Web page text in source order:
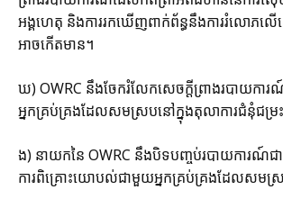
អង្គហេតុ និងការរកឃើញពាក់ព័ន្ធនឹងការរំលោភ
អាចកើតមាន។
ឃ) OWRC នឹងចែករំលែកសេចក្តីព្រាងរបាយកា
អ្នកគ្រប់គ្រងដែលសមស្របនៅក្នុងតុលាការជំនុំជម្រ
ង) នាយកនៃ OWRC នឹងបិទបញ្ចប់របាយការណ៍ជាស្
ការពិគ្រោះយោបល់ជាមួយអ្នកគ្រប់គ្រងដែលសមស្